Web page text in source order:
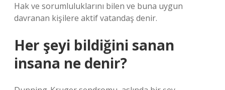
Hak ve sorumluluklarını bilen ve buna uygun
davranan kişilere aktif vatandaş denir.
Her şeyi bildiğini sanan
insana ne denir?